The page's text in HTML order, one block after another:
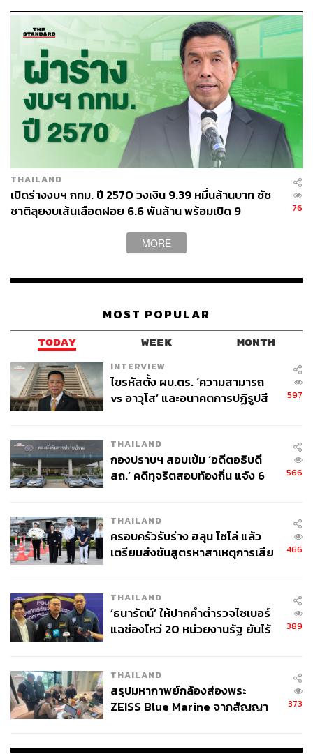
สามารถติดตาม THE STANDARD WEALTH
ผ่านแอปพลิเคชันต่างๆ ที่คุณสะดวกหรือใช้งานอยู่แล้วได้เลย
TAGS: Airbnb เศรษฐกิจไทย
กรุงเทพมหานคร
นักท่องเที่ยวจีน ท่องเที่ยว กรุงเทพ
114
ABOUT THE AUTHOR
สำนักข่าวเศรษฐกิจ ธุรกิจ และการลงทุน โดย
ทีมข่าว THE STANDARD
THAILAND
เปิดร่างงบฯ กทม. ปี 2570 วงเงิน 9.39 หมื่นล้านบาท ชัช
ชาติลุยงบเส้นเลือดฝอย 6.6 พันล้าน พร้อมเปิด 9
76
MORE
MOST POPULAR
TODAY WEEK MONTH
INTERVIEW
ไขรหัสตั้ง ผบ.ตร. ‘ความสามารถ
vs อาวุโส’ และอนาคตการปฏิรูปสี
597
THAILAND
กองปราบฯ สอบเข้ม ‘อดีตอธิบดี
สถ.’ คดีทุจริตสอบท้องถิ่น แจ้ง 6
566
THAILAND
ครอบครัวรับร่าง ฮลุน โซโล่ แล้ว
เตรียมส่งชันสูตรหาสาเหตุการเสีย
466
THAILAND
‘ธนารัตน์’ ให้ปากคำตำรวจไซเบอร์
แฉช่องโหว่ 20 หน่วยงานรัฐ ยันไร้
389
THAILAND
สรุปมหากาพย์กล้องส่องพระ
ZEISS Blue Marine จากสัญญา
373